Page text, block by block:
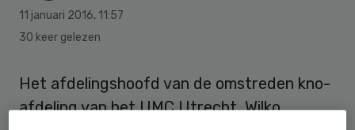
11 januari 2016, 11:57
30 keer gelezen
Het afdelingshoofd van de omstreden kno-
afdeling van het UMC Utrecht, Wilko